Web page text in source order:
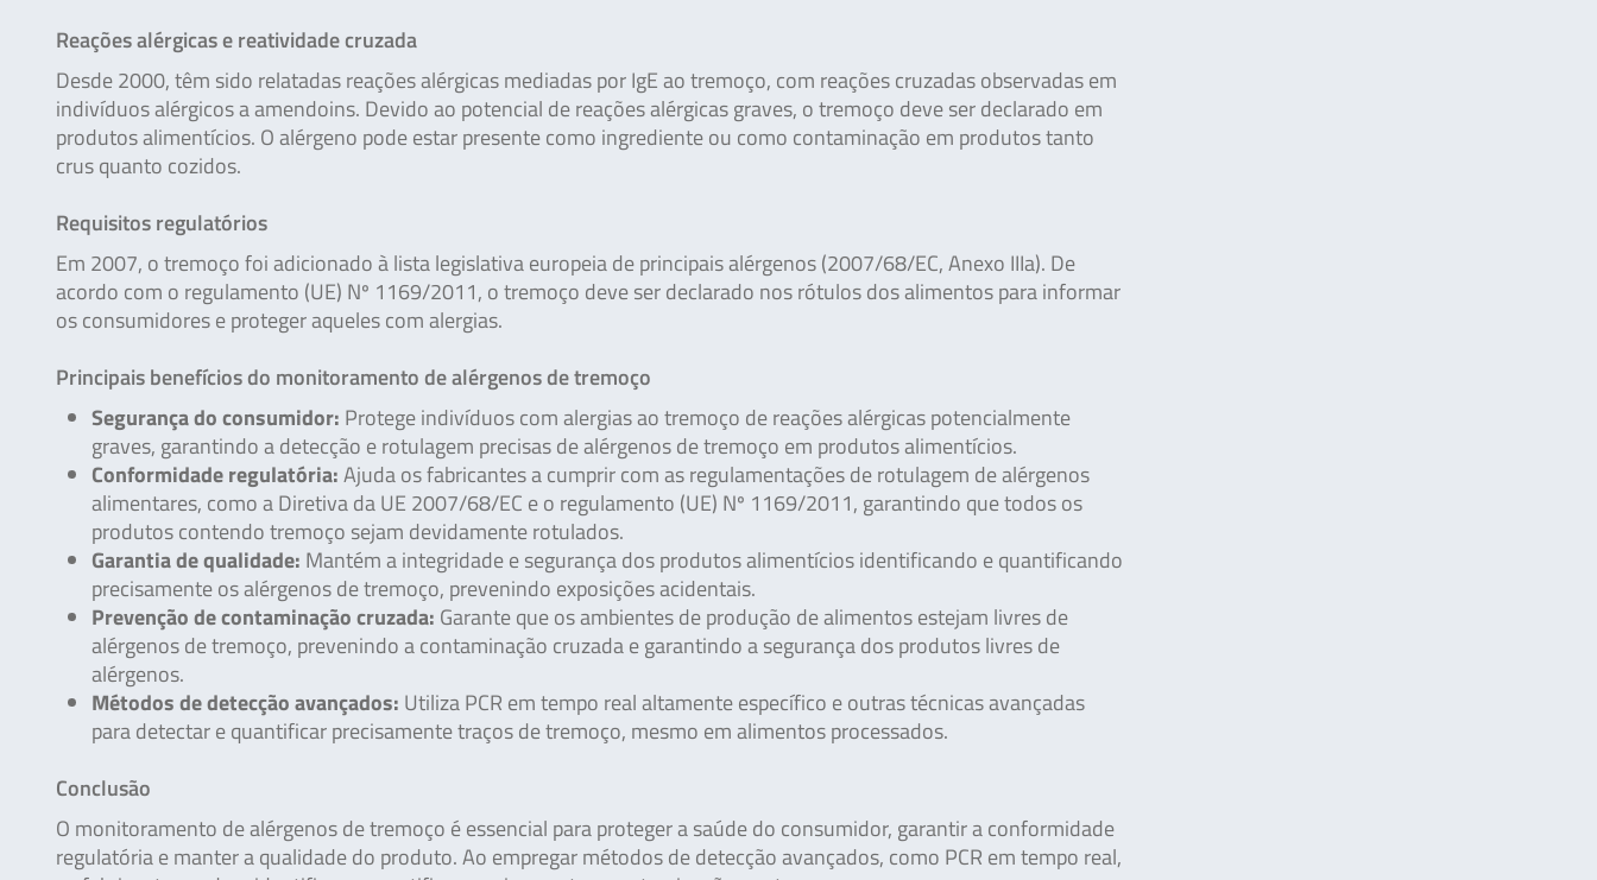
Reações alérgicas e reatividade cruzada
Desde 2000, têm sido relatadas reações alérgicas mediadas por IgE ao tremoço, com reações cruzadas observadas em
indivíduos alérgicos a amendoins. Devido ao potencial de reações alérgicas graves, o tremoço deve ser declarado em
produtos alimentícios. O alérgeno pode estar presente como ingrediente ou como contaminação em produtos tanto
crus quanto cozidos.
Requisitos regulatórios
Em 2007, o tremoço foi adicionado à lista legislativa europeia de principais alérgenos (2007/68/EC, Anexo IIIa). De
acordo com o regulamento (UE) Nº 1169/2011, o tremoço deve ser declarado nos rótulos dos alimentos para informar
os consumidores e proteger aqueles com alergias.
Principais benefícios do monitoramento de alérgenos de tremoço
Segurança do consumidor: Protege indivíduos com alergias ao tremoço de reações alérgicas potencialmente
graves, garantindo a detecção e rotulagem precisas de alérgenos de tremoço em produtos alimentícios.
Conformidade regulatória:Ajuda os fabricantes a cumprir com as regulamentações de rotulagem de alérgenos
alimentares, como a Diretiva da UE 2007/68/EC e o regulamento (UE) Nº 1169/2011, garantindo que todos os
produtos contendo tremoço sejam devidamente rotulados.
Garantia de qualidade: Mantém a integridade e segurança dos produtos alimentícios identificando e quantificando
precisamente os alérgenos de tremoço, prevenindo exposições acidentais.
Prevenção de contaminação cruzada: Garante que os ambientes de produção de alimentos estejam livres de
alérgenos de tremoço, prevenindo a contaminação cruzada e garantindo a segurança dos produtos livres de
alérgenos.
Métodos de detecção avançados: Utiliza PCR em tempo real altamente específico e outras técnicas avançadas
para detectar e quantificar precisamente traços de tremoço, mesmo em alimentos processados.
Conclusão
O monitoramento de alérgenos de tremoço é essencial para proteger a saúde do consumidor, garantir a conformidade
regulatória e manter a qualidade do produto. Ao empregar métodos de detecção avançados, como PCR em tempo real,